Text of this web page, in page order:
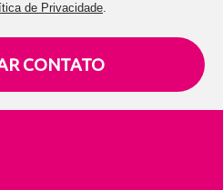
de Privacidade.
CONTATO